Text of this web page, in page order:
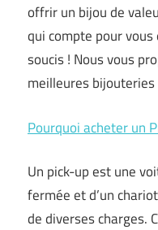
offrir un bijou de
qui compte pour
soucis ! Nous vous
meilleures
Pourquoi acheter un
Un pick-up est une
fermée et d’un
de diverses charges.